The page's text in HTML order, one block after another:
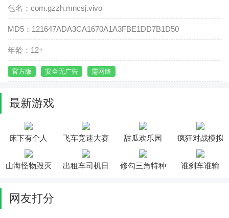
包名：com.gzzh.mncsj.vivo
MD5：121647ADA3CA1670A1A3FBE1DD7B1D50
年龄：12+
官方版 安全无广告 需网络
最新游戏
床下有个人 飞车竞速大赛 甜瓜欢乐园
疯狂对战模拟
器
山海怪物毁灭
出租车司机日
修勾三角特种
谁刹车谁输
网友打分